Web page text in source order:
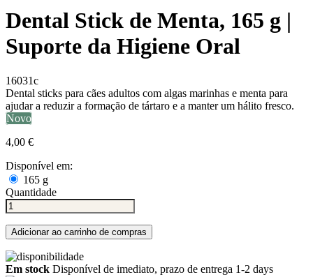
Dental Stick de Menta, 165 g |
Suporte da Higiene Oral
16031c
Dental sticks para cães adultos com algas marinhas e menta para
ajudar a reduzir a formação de tártaro e a manter um hálito fresco.
Novo
4,00 €
Disponível em:
165 g
Quantidade
Adicionar ao carrinho de compras
Em stock Disponível de imediato, prazo de entrega 1-2 days